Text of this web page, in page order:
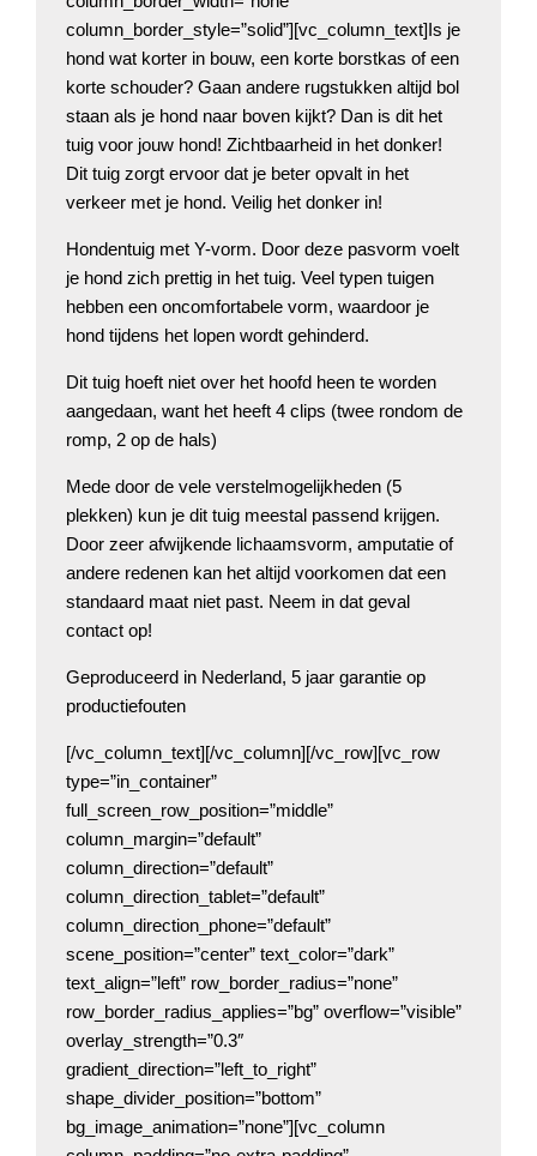
column_border_style=”solid”][vc_column_text]Is je
hond wat korter in bouw, een korte borstkas of een
korte schouder? Gaan andere rugstukken altijd bol
staan als je hond naar boven kijkt? Dan is dit het
tuig voor jouw hond! Zichtbaarheid in het donker!
Dit tuig zorgt ervoor dat je beter opvalt in het
verkeer met je hond. Veilig het donker in!
Hondentuig met Y-vorm. Door deze pasvorm voelt
je hond zich prettig in het tuig. Veel typen tuigen
hebben een oncomfortabele vorm, waardoor je
hond tijdens het lopen wordt gehinderd.
Dit tuig hoeft niet over het hoofd heen te worden
aangedaan, want het heeft 4 clips (twee rondom de
romp, 2 op de hals)
Mede door de vele verstelmogelijkheden (5
plekken) kun je dit tuig meestal passend krijgen.
Door zeer afwijkende lichaamsvorm, amputatie of
andere redenen kan het altijd voorkomen dat een
standaard maat niet past. Neem in dat geval
contact op!
Geproduceerd in Nederland, 5 jaar garantie op
productiefouten
[/vc_column_text][/vc_column][/vc_row][vc_row
type=”in_container”
full_screen_row_position=”middle”
column_margin=”default”
column_direction=”default”
column_direction_tablet=”default”
column_direction_phone=”default”
scene_position=”center” text_color=”dark”
text_align=”left” row_border_radius=”none”
row_border_radius_applies=”bg” overflow=”visible”
overlay_strength=”0.3″
gradient_direction=”left_to_right”
shape_divider_position=”bottom”
bg_image_animation=”none”][vc_column